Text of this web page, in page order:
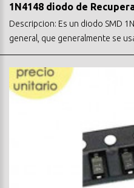
1N4148 diodo de
Descripcion: Es un diodo SMD
general, que generalmente se